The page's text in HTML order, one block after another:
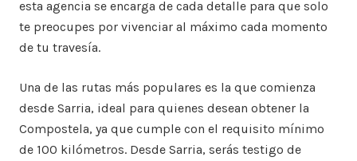
esta agencia se encarga de cada detalle para que solo
te preocupes por vivenciar al máximo cada momento
de tu travesía.
Una de las rutas más populares es la que comienza
desde Sarria, ideal para quienes desean obtener la
Compostela, ya que cumple con el requisito mínimo
de 100 kilómetros. Desde Sarria, serás testigo de